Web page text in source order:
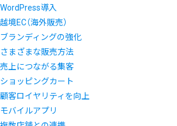
WordPress導入
越境EC（海外販売）
ブランディングの強化
さまざまな販売方法
売上につながる集客
ショッピングカート
顧客ロイヤリティを向上
モバイルアプリ